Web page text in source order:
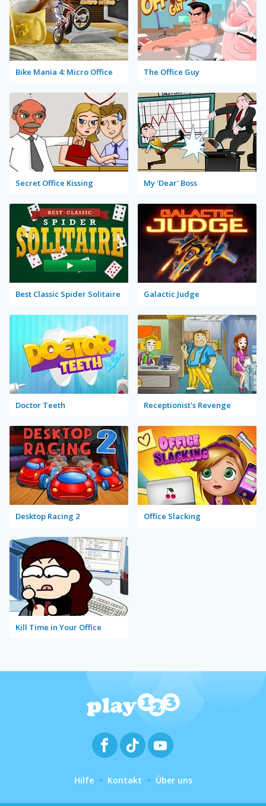
Bike Mania 4: Micro Office The Office Guy
Secret Office Kissing My 'Dear' Boss
Best Classic Spider Solitaire Galactic Judge
Doctor Teeth Receptionist's Revenge
Desktop Racing 2 Office Slacking
Kill Time in Your Office
Hilfe Kontakt Über uns